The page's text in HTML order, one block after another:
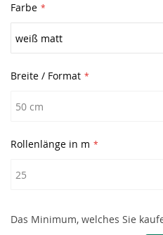
Farbe
Breite / Format
Rollenlänge in m
Das Minimum, welches Sie